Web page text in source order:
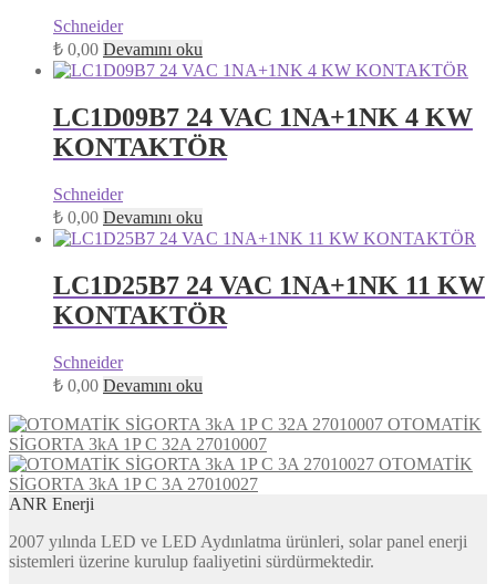
Schneider
₺ 0,00 Devamını oku
LC1D09B7 24 VAC 1NA+1NK 4 KW
KONTAKTÖR
Schneider
₺ 0,00 Devamını oku
LC1D25B7 24 VAC 1NA+1NK 11 KW
KONTAKTÖR
Schneider
₺ 0,00 Devamını oku
OTOMATİK
SİGORTA 3kA 1P C 32A 27010007
OTOMATİK
SİGORTA 3kA 1P C 3A 27010027
ANR Enerji
2007 yılında LED ve LED Aydınlatma ürünleri, solar panel enerji
sistemleri üzerine kurulup faaliyetini sürdürmektedir.